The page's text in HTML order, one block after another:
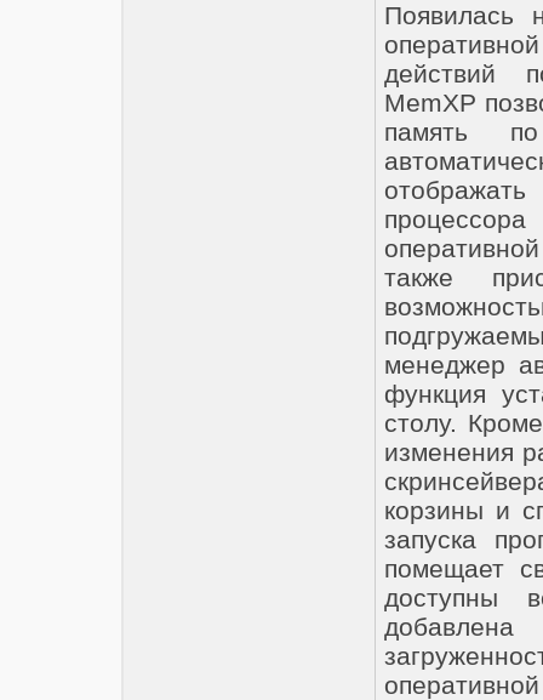
Появилась
действий
MemXP
память
процессора
также
менеджер
функция
столу.
изменения
корзины и
запуска
помещает
доступны